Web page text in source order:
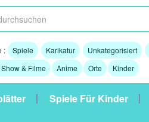
: Spiele Karikatur Unkategorisiert
& Filme Anime Orte Kinder
Spiele Für Kinder